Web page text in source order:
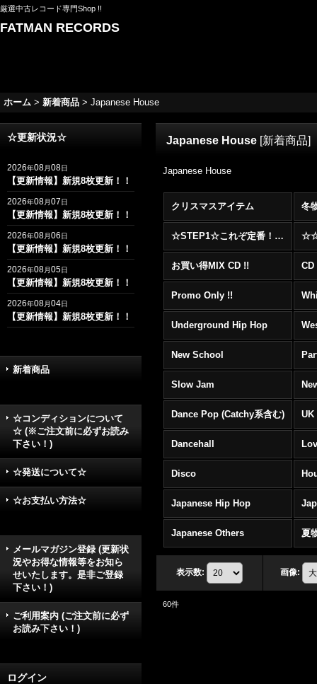
厳選中古レコード専門Shop !!
FATMAN RECORDS
ホーム > 新着商品 > Japanese House
☆更新状況☆
2026年08月08日
【更新情報】新規8枚更新！！
2026年08月07日
【更新情報】新規8枚更新！！
2026年08月06日
【更新情報】新規8枚更新！！
2026年08月05日
【更新情報】新規8枚更新！！
2026年08月04日
【更新情報】新規8枚更新！！
新着商品
☆コンディションについて
☆ (※ご注文前に必ずお読み
下さい！)
☆発送について☆
☆お支払い方法☆
メールマガジン登録 (更新状
況やお得な情報等をお知ら
せいたします。是非ご登録
下さい！)
ご利用案内 (ご注文前に必ず
お読み下さい！)
ログイン
Japanese House [新着商品]
Japanese House
クリスマスアイテム 冬
☆STEP1☆これぞ定番！！まずはここから！2000年代R&BフロアヒットBest 100 !!!
お買い得MIX CD !!
Promo Only !!
Underground Hip Hop
New School
Slow Jam
Dance Pop (Catchy系含む) UK
Dancehall
Disco
Japanese Hip Hop
Japanese Others 夏
表示数: 画像:
60件